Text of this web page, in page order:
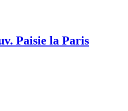
Paisie la Paris